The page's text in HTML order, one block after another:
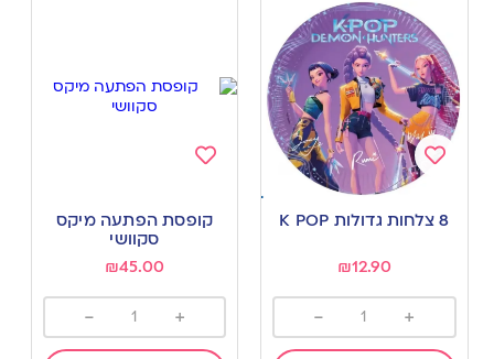
to
wishlist
8 צלחות גדולות K POP
₪12.90
+
-
to
wishlist
קופסת הפתעה מיקס
סקוושי
₪45.00
+
-